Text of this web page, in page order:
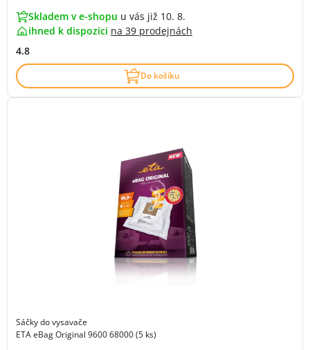
Skladem v e-shopu u vás již 10. 8.
ihned k dispozici na 39 prodejnách
4.8
Do košíku
Sáčky do vysavače
ETA eBag Original 9600 68000 (5 ks)